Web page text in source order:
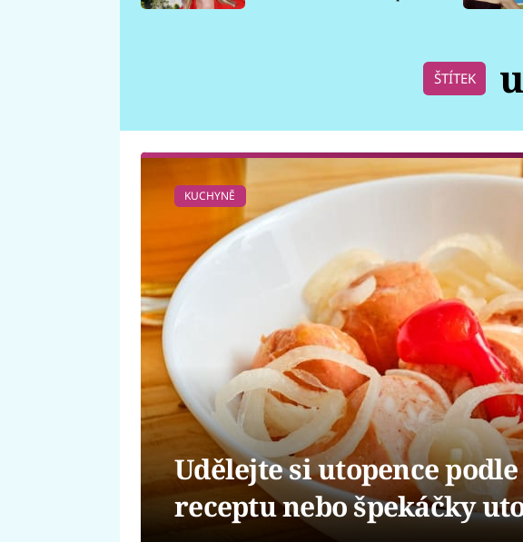
ŠTÍTEK
KUCHYNĚ
Udělejte si utopence
receptu nebo špekáčky